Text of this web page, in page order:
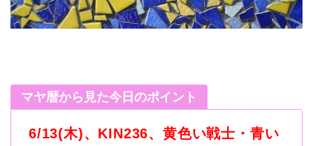
マヤ暦から見た今日のポイント
6/13(木)、 KIN236、黄色い戦士・青い